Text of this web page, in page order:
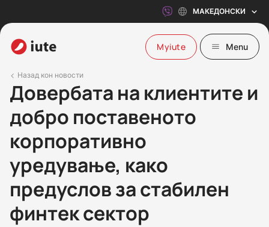
МАКЕДОНСКИ
Myiute Menu
Назад кон новости
Довербата на клиентите и
добро поставеното
корпоративно
уредување, како
предуслов за стабилен
финтек сектор